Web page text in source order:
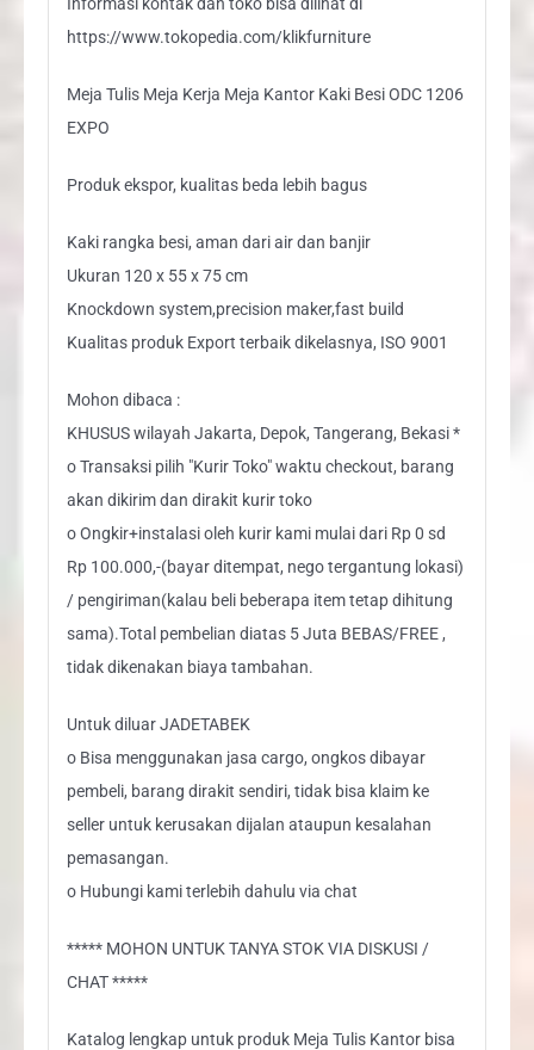
https://www.tokopedia.com/klikfurniture
Meja Tulis Meja Kerja Meja Kantor Kaki Besi ODC 1206
EXPO
Produk ekspor, kualitas beda lebih bagus
Kaki rangka besi, aman dari air dan banjir
Ukuran 120 x 55 x 75 cm
Knockdown system,precision maker,fast build
Kualitas produk Export terbaik dikelasnya, ISO 9001
Mohon dibaca :
KHUSUS wilayah Jakarta, Depok, Tangerang, Bekasi *
o Transaksi pilih "Kurir Toko" waktu checkout, barang
akan dikirim dan dirakit kurir toko
o Ongkir+instalasi oleh kurir kami mulai dari Rp 0 sd
Rp 100.000,-(bayar ditempat, nego tergantung lokasi)
/ pengiriman(kalau beli beberapa item tetap dihitung
sama).Total pembelian diatas 5 Juta BEBAS/FREE ,
tidak dikenakan biaya tambahan.
Untuk diluar JADETABEK
o Bisa menggunakan jasa cargo, ongkos dibayar
pembeli, barang dirakit sendiri, tidak bisa klaim ke
seller untuk kerusakan dijalan ataupun kesalahan
pemasangan.
o Hubungi kami terlebih dahulu via chat
***** MOHON UNTUK TANYA STOK VIA DISKUSI /
CHAT *****
Katalog lengkap untuk produk Meja Tulis Kantor bisa